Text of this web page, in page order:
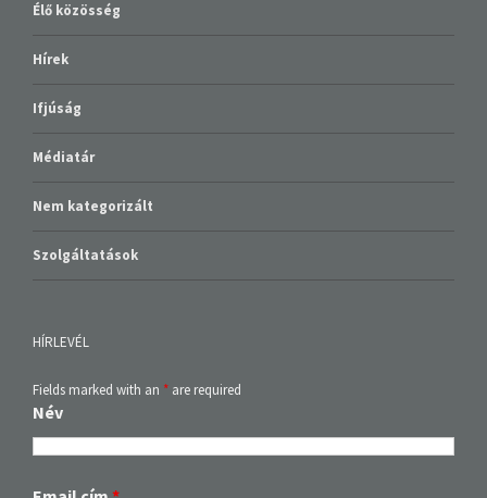
Élő közösség
Hírek
Ifjúság
Médiatár
Nem kategorizált
Szolgáltatások
HÍRLEVÉL
Fields marked with an * are required
Név